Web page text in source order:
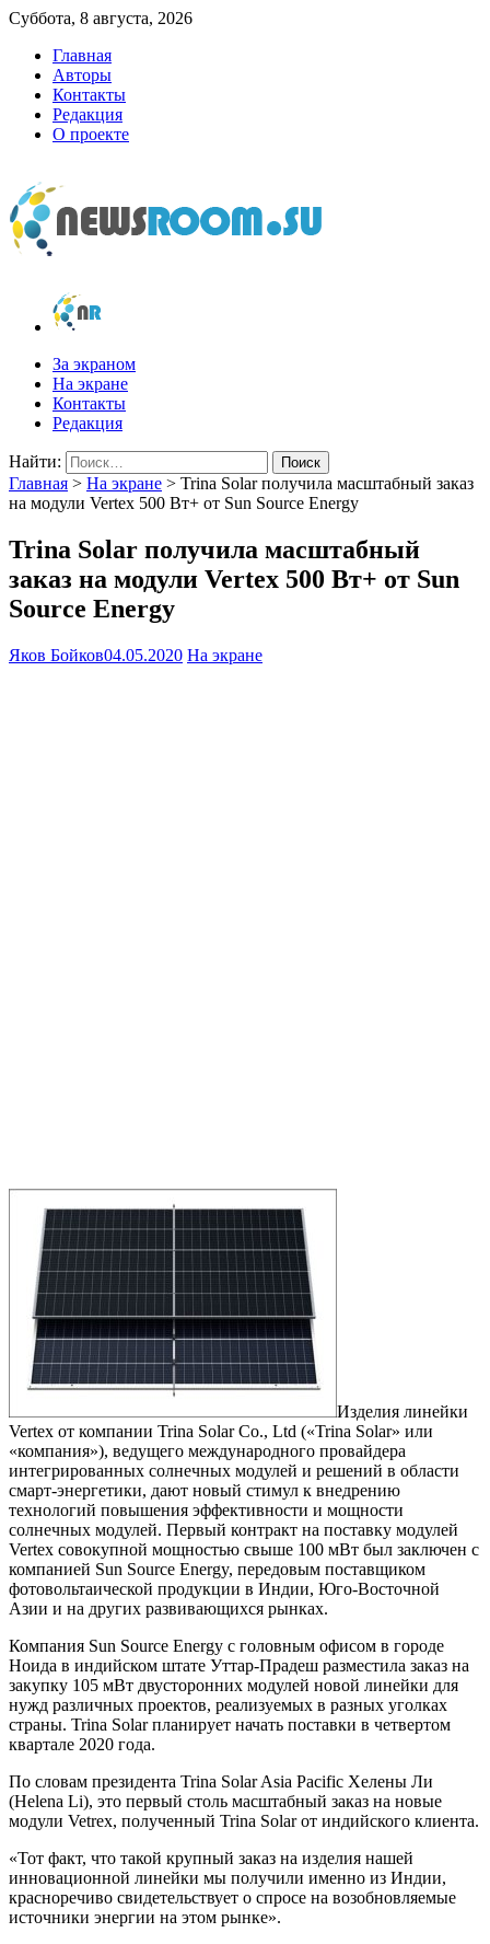
Суббота, 8 августа, 2026
Главная
Авторы
Контакты
Редакция
О проекте
newsroom.su
Новости о новостях
За экраном
На экране
Контакты
Редакция
Найти:
Главная > На экране > Trina Solar получила масштабный заказ
на модули Vertex 500 Вт+ от Sun Source Energy
Trina Solar получила масштабный
заказ на модули Vertex 500 Вт+ от Sun
Source Energy
Яков Бойков04.05.2020 На экране
Изделия линейки
Vertex от компании Trina Solar Co., Ltd («Trina Solar» или
«компания»), ведущего международного провайдера
интегрированных солнечных модулей и решений в области
смарт-энергетики, дают новый стимул к внедрению
технологий повышения эффективности и мощности
солнечных модулей. Первый контракт на поставку модулей
Vertex совокупной мощностью свыше 100 мВт был заключен с
компанией Sun Source Energy, передовым поставщиком
фотовольтаической продукции в Индии, Юго-Восточной
Азии и на других развивающихся рынках.
Компания Sun Source Energy с головным офисом в городе
Ноида в индийском штате Уттар-Прадеш разместила заказ на
закупку 105 мВт двусторонних модулей новой линейки для
нужд различных проектов, реализуемых в разных уголках
страны. Trina Solar планирует начать поставки в четвертом
квартале 2020 года.
По словам президента Trina Solar Asia Pacific Хелены Ли
(Helena Li), это первый столь масштабный заказ на новые
модули Vetrex, полученный Trina Solar от индийского клиента.
«Тот факт, что такой крупный заказ на изделия нашей
инновационной линейки мы получили именно из Индии,
красноречиво свидетельствует о спросе на возобновляемые
источники энергии на этом рынке».